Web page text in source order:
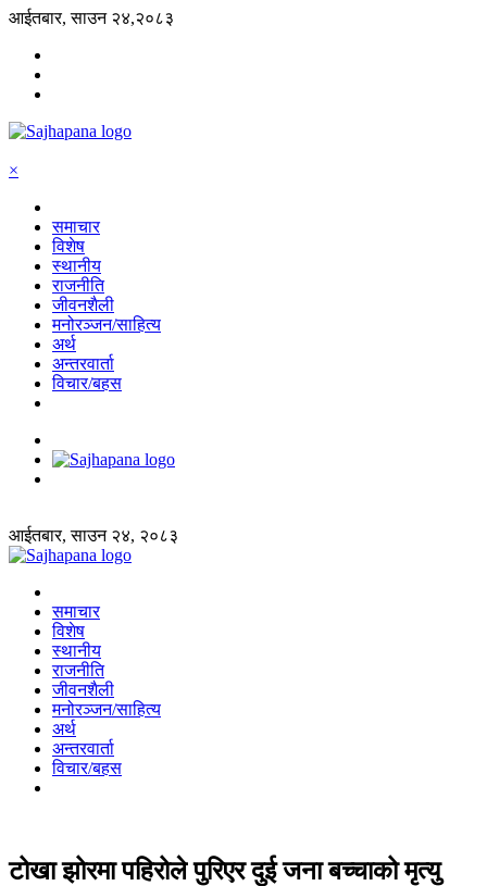
आईतबार, साउन २४,२०८३
×
समाचार
विशेष
स्थानीय
राजनीति
जीवनशैली
मनोरञ्जन/साहित्य
अर्थ
अन्तरवार्ता
विचार/बहस
आईतबार, साउन २४, २०८३
समाचार
विशेष
स्थानीय
राजनीति
जीवनशैली
मनोरञ्जन/साहित्य
अर्थ
अन्तरवार्ता
विचार/बहस
टोखा झोरमा पहिरोले पुरिएर दुई जना बच्चाको मृत्यु